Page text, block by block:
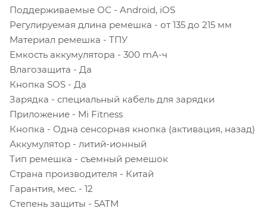
Поддерживаемые ОС - Android, iOS
Регулируемая длина ремешка - от 135 до 215 мм
Материал ремешка - ТПУ
Емкость аккумулятора - 300 mA-ч
Влагозащита - Да
Кнопка SOS - Да
Зарядка - специальный кабель для зарядки
Приложение - Mi Fitness
Кнопка - Одна сенсорная кнопка (активация, назад)
Аккумулятор - литий-ионный
Тип ремешка - съемный ремешок
Страна производителя - Китай
Гарантия, мес. - 12
Степень защиты - 5ATM